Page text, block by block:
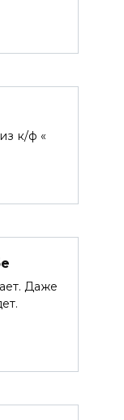
к/ф «
Даже